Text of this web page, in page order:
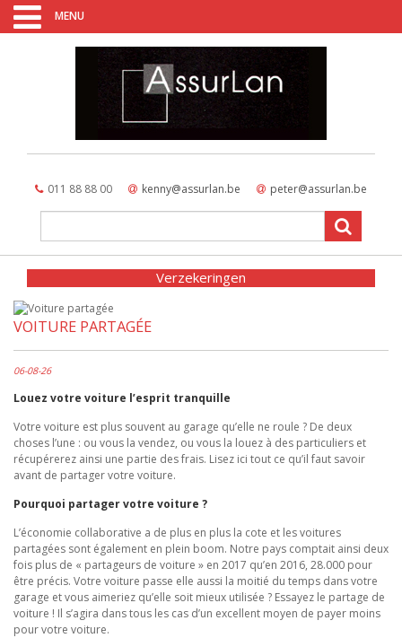
MENU
011 88 88 00 kenny@assurlan.be peter@assurlan.be
Verzekeringen
VOITURE PARTAGÉE
06-08-26
Louez votre voiture l’esprit tranquille
Votre voiture est plus souvent au garage qu’elle ne roule ? De deux
choses l’une : ou vous la vendez, ou vous la louez à des particuliers et
récupérerez ainsi une partie des frais. Lisez ici tout ce qu’il faut savoir
avant de partager votre voiture.
Pourquoi partager votre voiture ?
L’économie collaborative a de plus en plus la cote et les voitures
partagées sont également en plein boom. Notre pays comptait ainsi deux
fois plus de « partageurs de voiture » en 2017 qu’en 2016, 28.000 pour
être précis. Votre voiture passe elle aussi la moitié du temps dans votre
garage et vous aimeriez qu’elle soit mieux utilisée ? Essayez le partage de
voiture ! Il s’agira dans tous les cas d’un excellent moyen de payer moins
pour votre voiture.